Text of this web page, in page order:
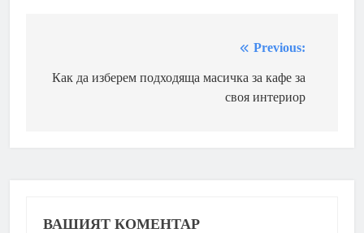
Previous:
Как да изберем подходяща масичка за кафе за
своя интериор
ВАШИЯТ КОМЕНТАР